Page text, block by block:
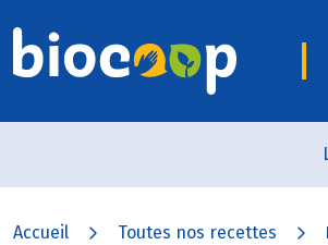
Accueil Toutes nos recettes